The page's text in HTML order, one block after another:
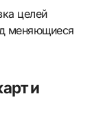
целей
меняющиеся
и